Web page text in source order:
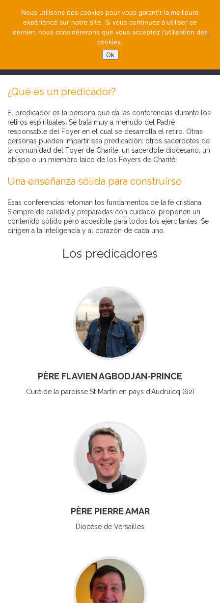
¿Qué es un predicador?
El predicador es la persona que da las conferencias durante los
retiros espirituales. Se trata muy a menudo del Padre
responsable del Foyer en el cual se desarrolla el retiro. Otras
personas pueden impartir esa predicación: otros sacerdotes de
la comunidad del Foyer de Charité, un sacerdote diocesano, un
obispo o un miembro laico de los Foyers de Charité.
Una enseñanza sólida para construirse
Esas conferencias retoman los fundamentos de la fe cristiana.
Siempre de calidad y preparadas con cuidado, proponen un
contenido sólido pero accesible para todos los ejercitantes. Se
dirigen a la inteligencia y al corazón de cada uno.
Los predicadores
PÈRE FLAVIEN AGBODJAN-PRINCE
Curé de la paroisse St Martin en pays d'Audruicq (62)
PÈRE PIERRE AMAR
Diocèse de Versailles
Nous utilisons des cookies pour vous garantir la meilleure
expérience sur notre site. Si vous continuez à utiliser ce
dernier, nous considérerons que vous acceptez l'utilisation des
cookies.
Ok